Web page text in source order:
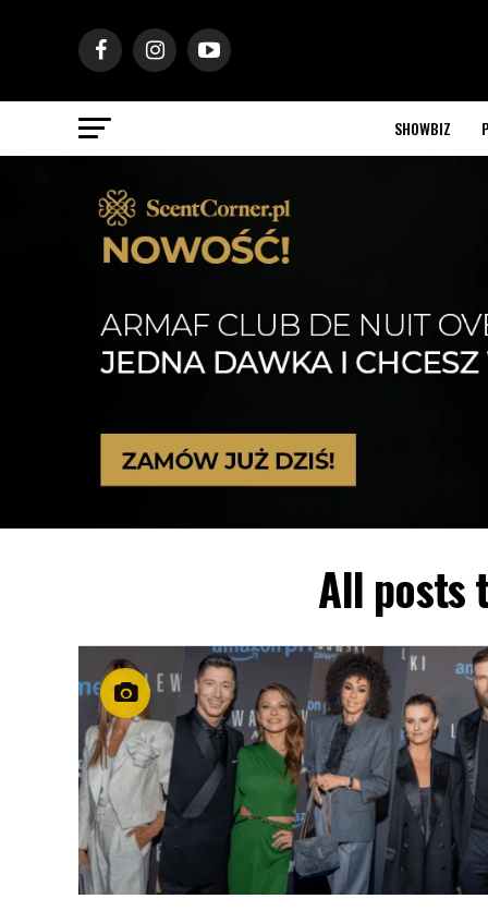
SHOWBIZ
All posts